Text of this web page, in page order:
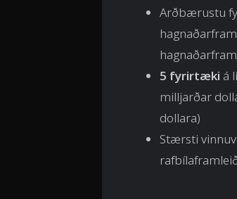
Arðbærustu
5 fyrirtæki á
milljarðar
dollara)
Stærsti